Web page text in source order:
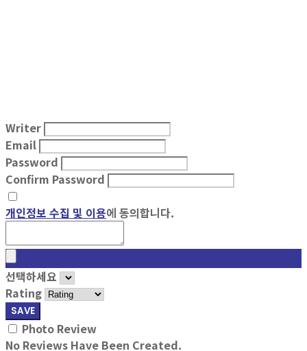
Writer
Email
Password
Confirm Password
개인정보 수집 및 이용에 동의합니다.
선택하세요
Rating
SAVE
Photo Review
No Reviews Have Been Created.